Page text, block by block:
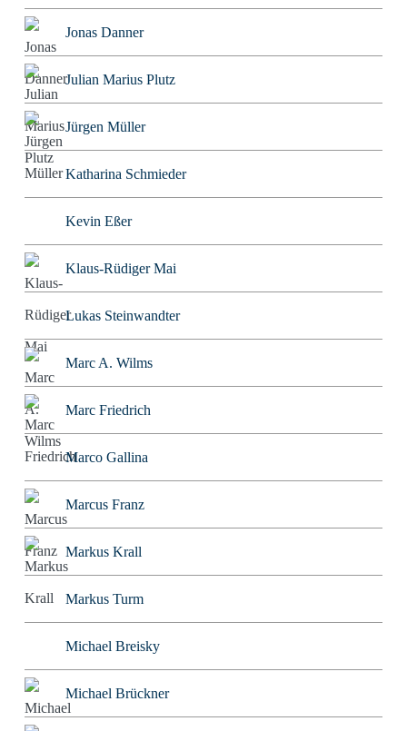
Jonas Danner
Julian Marius Plutz
Jürgen Müller
Katharina Schmieder
Kevin Eßer
Klaus-Rüdiger Mai
Lukas Steinwandter
Marc A. Wilms
Marc Friedrich
Marco Gallina
Marcus Franz
Markus Krall
Markus Turm
Michael Breisky
Michael Brückner